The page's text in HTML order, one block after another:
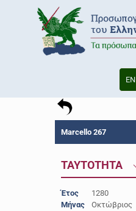
EN
Marcello 267
ΤΑΥΤΟΤΗΤΑ
Έτος
1280
Μήνας
Οκτώβριος